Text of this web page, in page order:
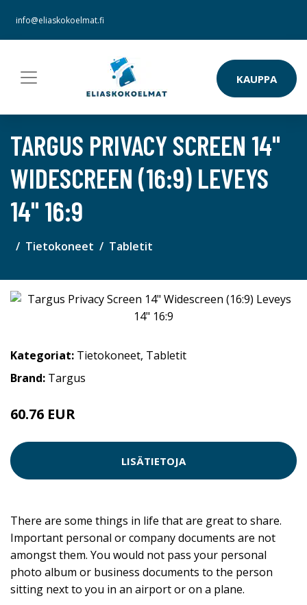
info@eliaskokoelmat.fi
KAUPPA
TARGUS PRIVACY SCREEN 14"
WIDESCREEN (16:9) LEVEYS
14" 16:9
Tietokoneet Tabletit
Kategoriat: Tietokoneet, Tabletit
Brand: Targus
60.76 EUR
LISÄTIETOJA
There are some things in life that are great to share.
Important personal or company documents are not
amongst them. You would not pass your personal
photo album or business documents to the person
sitting next to you in an airport or on a plane.